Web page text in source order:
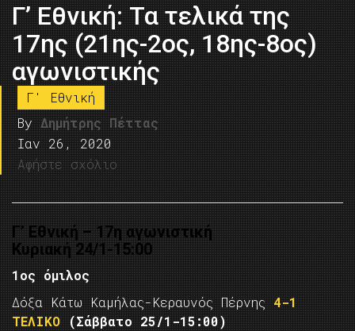
Γ’ Εθνική: Τα τελικά της
17ης (21ης-2ος, 18ης-8ος)
αγωνιστικής
Γ' Εθνική
By Δημήτρης Πέττας
Ιαν 26, 2020
Αφήστε σχόλιο
Γ’ Εθνική – 17η αγωνιστική
Κυριακή 24/1-15:00
1ος όμιλος
Δόξα Κάτω Καμήλας-Κεραυνός Πέρνης 4-1
ΤΕΛΙΚΟ
(Σάββατο 25/1-15:00)